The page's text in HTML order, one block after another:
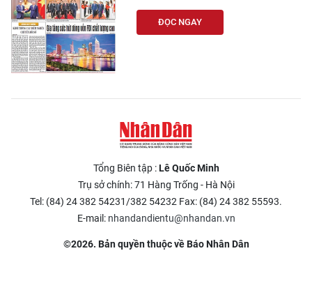
ĐỌC NGAY
Tổng Biên tập :Lê Quốc Minh
Trụ sở chính: 71 Hàng Trống - Hà Nội
Tel: (84) 24 382 54231/382 54232 Fax: (84) 24 382 55593.
E-mail: nhandandientu@nhandan.vn
©2026. Bản quyền thuộc về Báo Nhân Dân